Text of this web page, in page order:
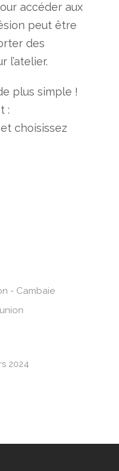
accéder aux
peut être
des
l’atelier.
plus simple !
:
et choisissez
- Cambaie
2024